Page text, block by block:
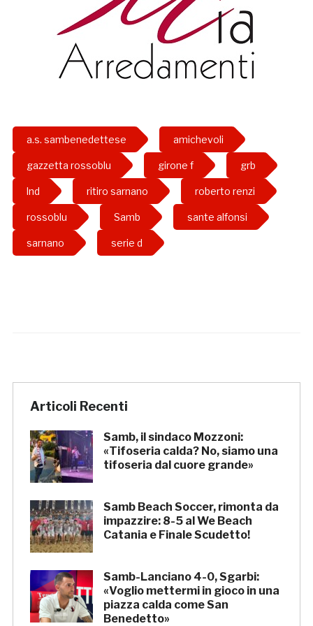
a.s. sambenedettese amichevoli
gazzetta rossoblu girone f grb
lnd ritiro sarnano roberto renzi
rossoblu Samb sante alfonsi
sarnano serie d
Articoli Recenti
Samb, il sindaco Mozzoni:
«Tifoseria calda? No, siamo una
tifoseria dal cuore grande»
Samb Beach Soccer, rimonta da
impazzire: 8-5 al We Beach
Catania e Finale Scudetto!
Samb-Lanciano 4-0, Sgarbi:
«Voglio mettermi in gioco in una
piazza calda come San
Benedetto»